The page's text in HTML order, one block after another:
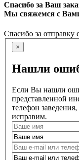
Спасибо за Ваш
Мы свяжемся с
Спасибо за отправку
×
Нашли
Если Вы нашли
представленной
телефон
исправим.